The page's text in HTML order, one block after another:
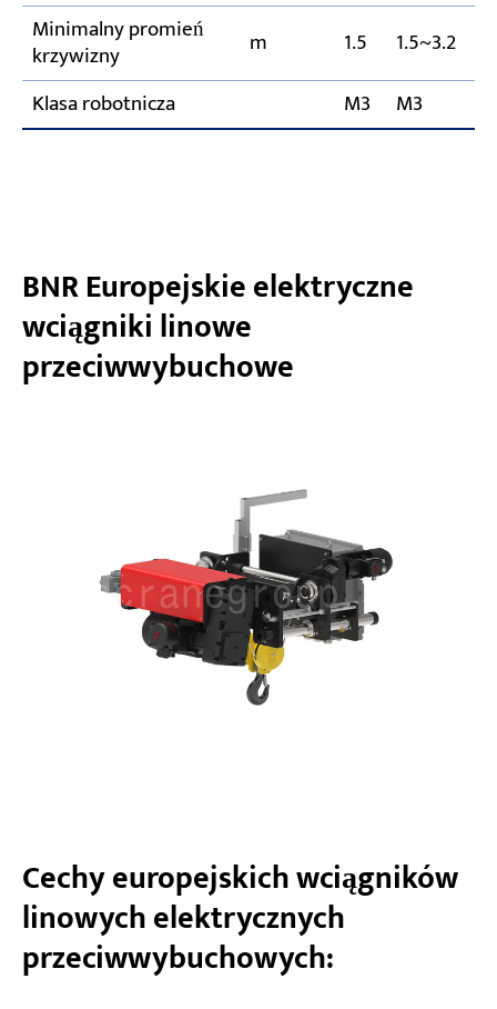
Minimalny promień
krzywizny m 1.5 1.5~3.2
Klasa robotnicza
M3 M3
BNR Europejskie elektryczne
wciągniki linowe
przeciwwybuchowe
Cechy europejskich wciągników
linowych elektrycznych
przeciwwybuchowych: